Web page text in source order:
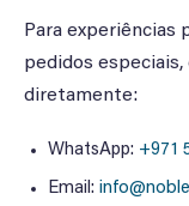
Para experiências
pedidos
diretamente:
WhatsApp: +971
Email: